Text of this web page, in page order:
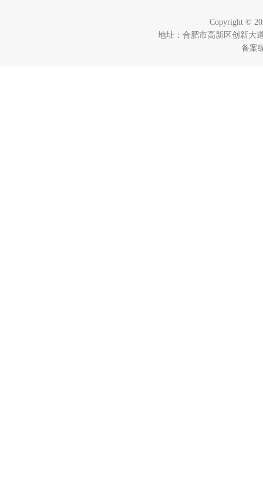
Copyright ©
地址：合肥市高新区创新大
备案